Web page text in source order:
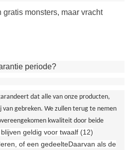
gratis monsters, maar vracht
periode?
dat alle van onze producten,
van gebreken. We zullen terug te nemen
kwaliteit door beide
geldig voor twaalf (12)
of een gedeelteDaarvan als de